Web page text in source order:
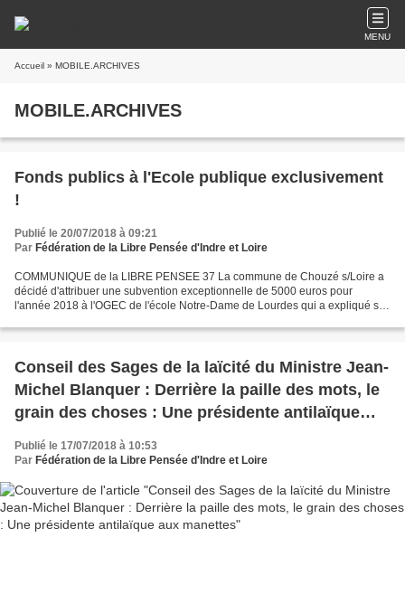
MENU
Accueil » MOBILE.ARCHIVES
MOBILE.ARCHIVES
Fonds publics à l'Ecole publique exclusivement
!
Publié le 20/07/2018 à 09:21
Par Fédération de la Libre Pensée d'Indre et Loire
COMMUNIQUE de la LIBRE PENSEE 37 La commune de Chouzé s/Loire a
décidé d'attribuer une subvention exceptionnelle de 5000 euros pour
l'année 2018 à l'OGEC de l'école Notre-Dame de Lourdes qui a expliqué ses
Conseil des Sages de la laïcité du Ministre Jean-
Michel Blanquer : Derrière la paille des mots, le
grain des choses : Une présidente antilaïque
aux manettes
Publié le 17/07/2018 à 10:53
Par Fédération de la Libre Pensée d'Indre et Loire